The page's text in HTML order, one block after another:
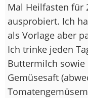
Mal Heilfasten für
ausprobiert. Ich
als Vorlage aber
Ich trinke jeden
Buttermilch sowie
Gemüsesaft